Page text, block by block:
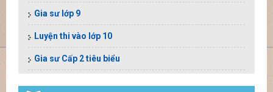
Gia sư lớp 9
Luyện thi vào lớp 10
Gia sư Cấp 2 tiêu biểu